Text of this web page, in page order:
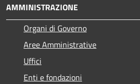
AMMINISTRAZIONE
Organi di Governo
Aree Amministrative
Uffici
Enti e fondazioni